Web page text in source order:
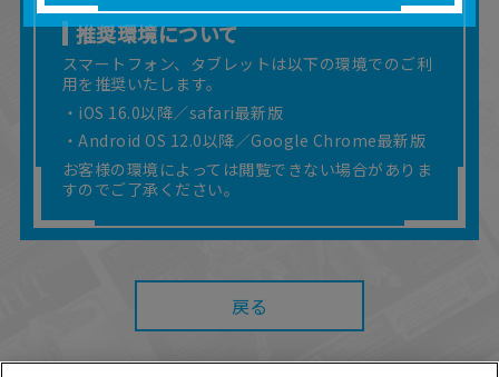
推奨環境について
スマートフォン、タブレットは以下の環境でのご利
用を推奨いたします。
・iOS 16.0以降／safari最新版
・Android OS 12.0以降／Google Chrome最新版
お客様の環境によっては閲覧できない場合がありま
すのでご了承ください。
戻る
す。
■対象商品仕様の変更などにより、取扱説明書の
内容は予告なく変更される場合があります。
■当社は、取扱説明書の正確性確保に努めており
ますが、取扱説明書の完全性を保証するもので
はありません。
■お客様のご利用環境によっては、本サービスを
ご利用いただけない場合があります。
かったことにより利用者に何らかの損害が生じ
たとしても、当社は何らの責任を負いません。
者の通信機器、ネットワークへの障害（コンピ
ューターウィルスに起因する障害を含みま
す。）等が生じたとしても、当社は何らの責任
■当社は、本サービスの内容・条件を予告なく変